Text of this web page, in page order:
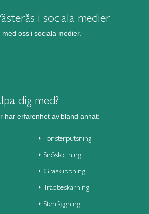
i sociala medier
oss i sociala medier.
dig med?
har erfarenhet av bland annat:
Fönsterputsning
Snöskottning
Gräsklippning
Trädbeskärning
Stenläggning